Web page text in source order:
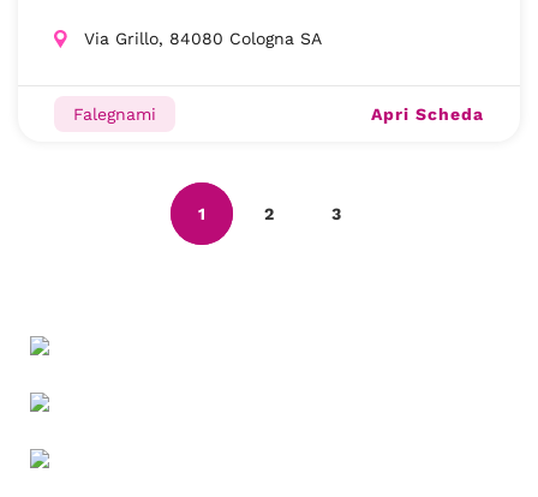
Via Grillo, 84080 Cologna SA
Falegnami Apri Scheda
1 2 3